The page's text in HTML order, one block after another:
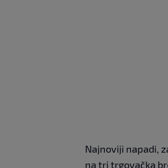
Najnoviji napadi,
na tri trgovačka